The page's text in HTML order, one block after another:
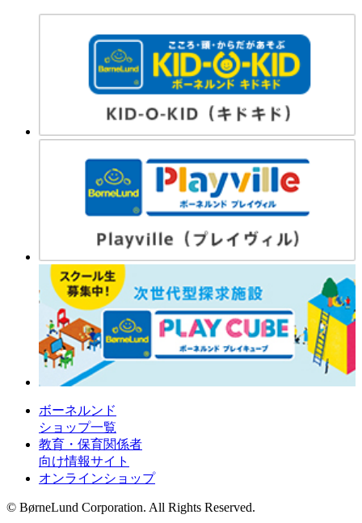
ボーネルンド
ショップ一覧
教育・保育関係者
向け情報サイト
オンラインショップ
© BørneLund Corporation. All Rights Reserved.